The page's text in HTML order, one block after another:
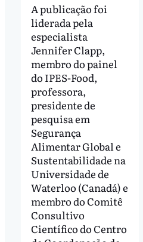
A publicação foi
liderada pela
especialista
Jennifer Clapp,
membro do painel
do IPES-Food,
professora,
presidente de
pesquisa em
Segurança
Alimentar Global e
Sustentabilidade na
Universidade de
Waterloo (Canadá) e
membro do Comitê
Consultivo
Científico do Centro